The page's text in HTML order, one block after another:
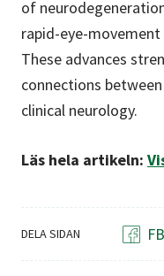
of
rapid-eye-movement
These advances
connections
clinical neurology.
Läs hela artikeln:
DELA SIDAN FB